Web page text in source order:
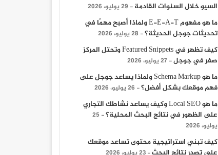
تكريم النجم أحمد سلامة من جمعية الشباب المسيحية
9 نوفمبر، 2023
الكاتبة الصحفية هبه عبد الفتاح تكشف أسرار محمود المليجي
السيو خلال السنوات القادمة
29 يوليو، 2026
ما هو مفهوم E-E-A-T ولماذا أصبح مهمًا في
تحديثات جوجل الحديثة؟
28 يوليو، 2026
كيف تظهر في Featured Snippets وتحتل المركز
صفر في جوجل
27 يوليو، 2026
ما هو Schema Markup ولماذا يساعد جوجل على
فهم موقعك بشكل أفضل؟
26 يوليو، 2026
ما هو Local SEO وكيف يساعد نشاطك التجاري
على الظهور في نتائج البحث المحلية؟
25
يوليو، 2026
كيف تبني استراتيجية محتوى تساعد موقعك
23 يوليو، 2026